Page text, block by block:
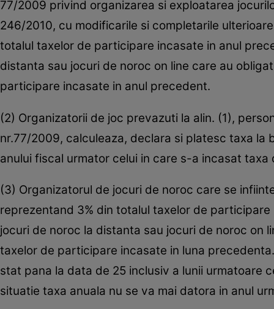
77/2009 privind organizarea si exploatarea
246/2010, cu modificarile si completarile
totalul taxelor de participare incasate in anul
distanta sau jocuri de noroc on line care au
participare incasate in anul precedent.
(2) Organizatorii de joc prevazuti la alin. (1),
nr.77/2009, calculeaza, declara si platesc taxa
anului fiscal urmator celui in care s-a incasat
(3) Organizatorul de jocuri de noroc care se
reprezentand 3% din totalul taxelor de
jocuri de noroc la distanta sau jocuri de noroc on
taxelor de participare incasate in luna
stat pana la data de 25 inclusiv a lunii urmatoare
situatie taxa anuala nu se va mai datora in anul